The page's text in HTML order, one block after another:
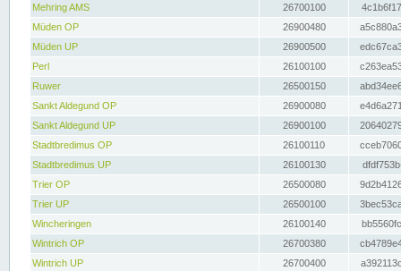
Mehring AMS
26700100
Müden OP
26900480
Müden UP
26900500
Perl
26100100
Ruwer
26500150
Sankt Aldegund OP
26900080
Sankt Aldegund UP
26900100
Stadtbredimus OP
26100110
Stadtbredimus UP
26100130
Trier OP
26500080
Trier UP
26500100
Wincheringen
26100140
Wintrich OP
26700380
Wintrich UP
26700400